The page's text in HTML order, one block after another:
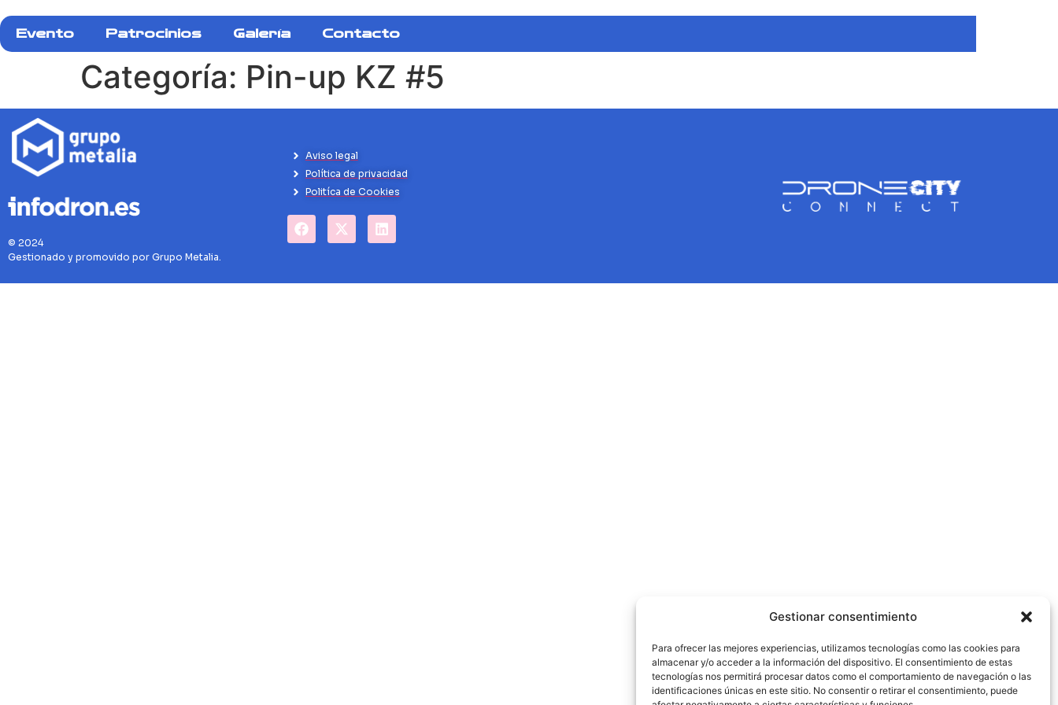
Gestionar consentimiento
Para ofrecer las mejores experiencias, utilizamos tecnologías como las cookies para
almacenar y/o acceder a la información del dispositivo. El consentimiento de estas
tecnologías nos permitirá procesar datos como el comportamiento de navegación o las
identificaciones únicas en este sitio. No consentir o retirar el consentimiento, puede
Evento Patrocinios Galería Contacto
Categoría: Pin-up KZ #5
© 2024
Gestionado y promovido por Grupo Metalia.
Aviso legal
Política de privacidad
Politíca de Cookies